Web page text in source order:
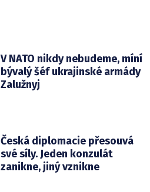
V NATO nikdy nebudeme, míní
bývalý šéf ukrajinské armády
Zalužnyj
Česká diplomacie přesouvá
své síly. Jeden konzulát
zanikne, jiný vznikne